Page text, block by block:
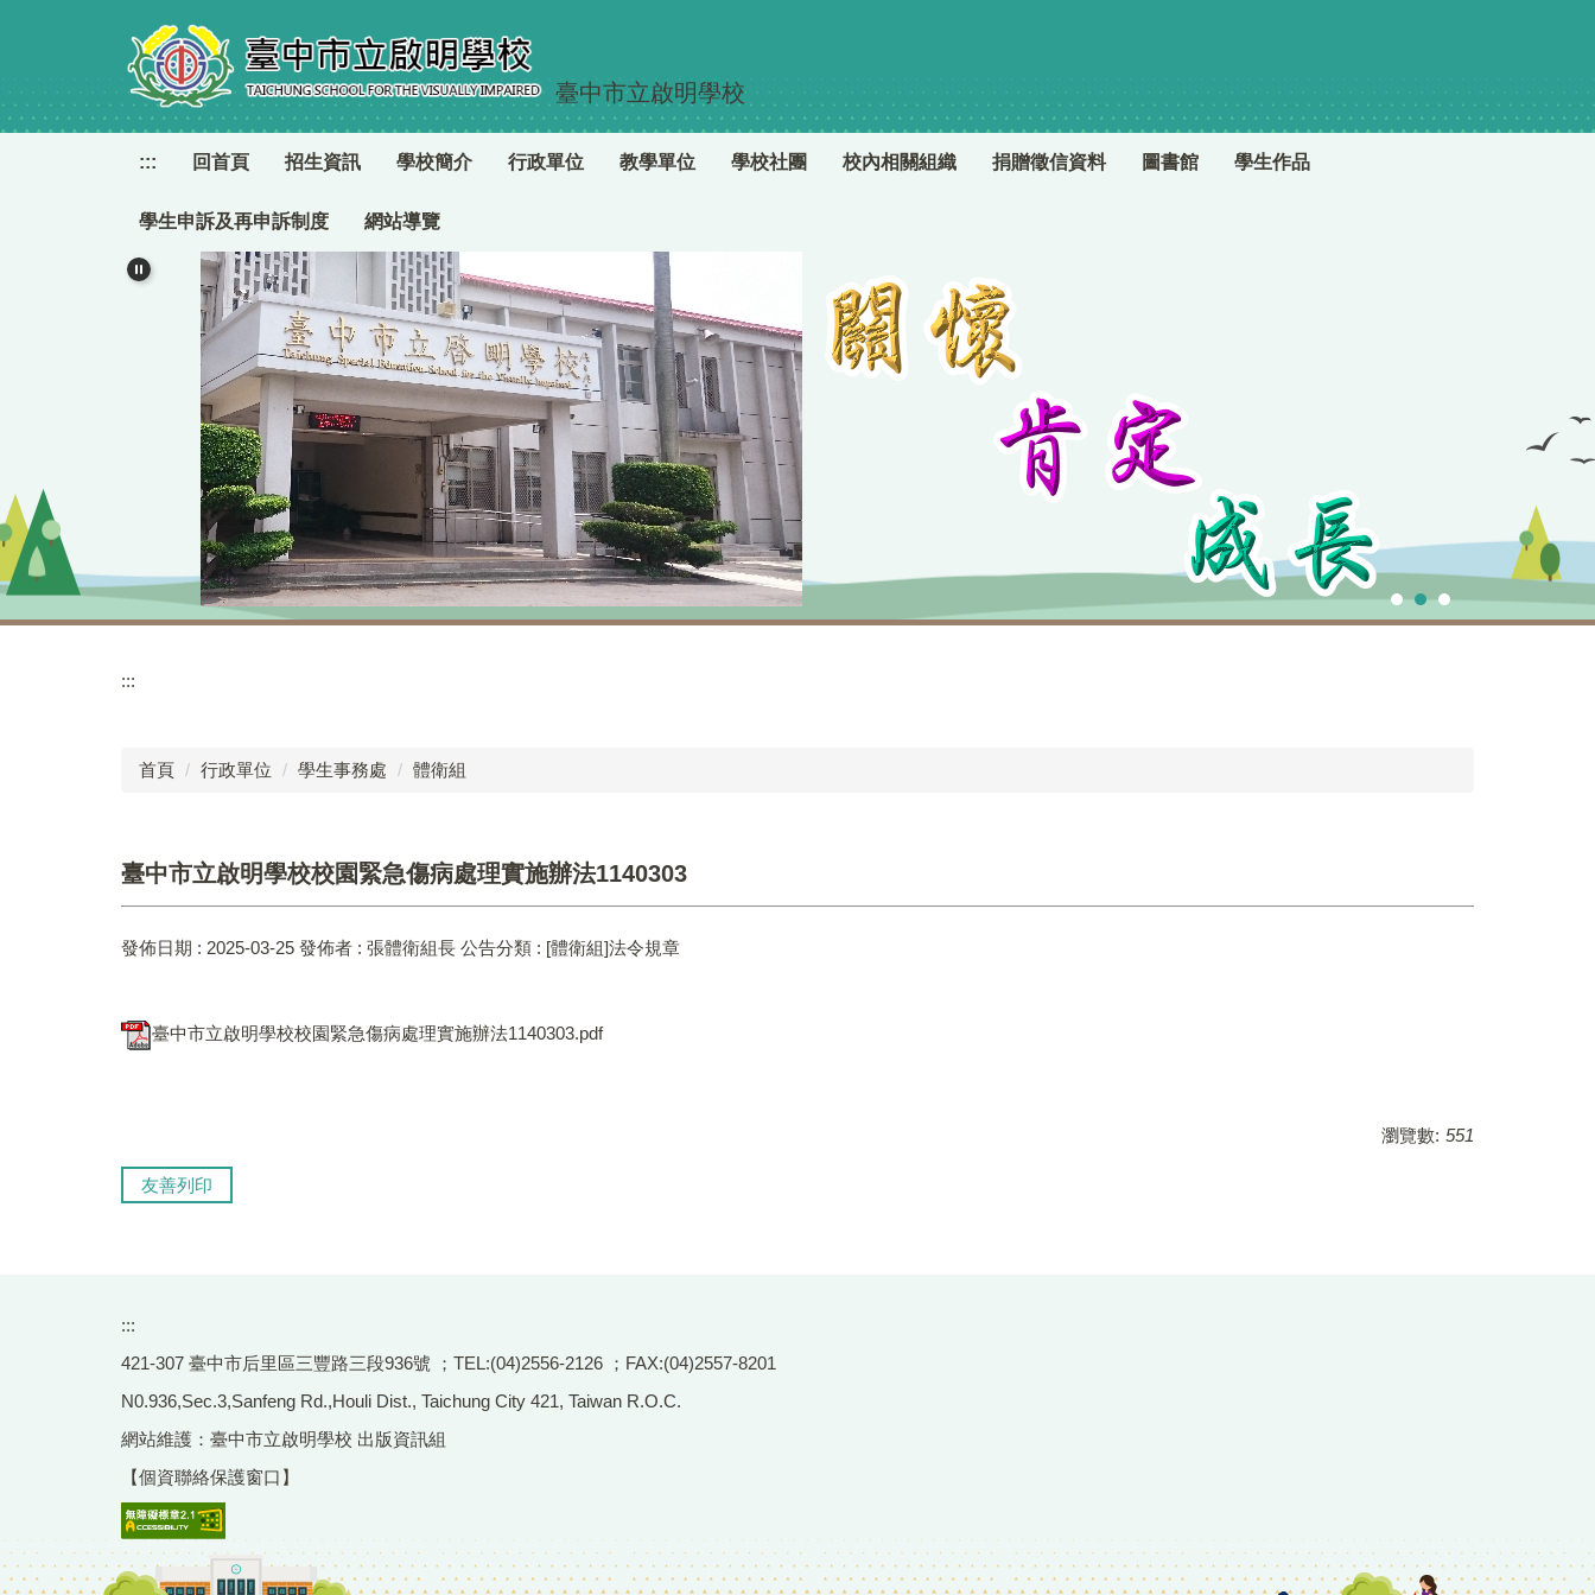
要
內
臺中市立啟明學校
::: 回首頁 招生資訊 學校簡介 行政單位 教學單位 學校社團 校內相關組織 捐贈徵信資料 圖書館 學生作品
學生申訴及再申訴制度 網站導覽
:::
首頁 行政單位 學生事務處 體衛組
臺中市立啟明學校校園緊急傷病處理實施辦法1140303
發佈日期 : 2025-03-25 發佈者 : 張體衛組長 公告分類 : [體衛組]法令規章
臺中市立啟明學校校園緊急傷病處理實施辦法1140303.pdf
瀏覽數: 551
友善列印
:::
421-307 臺中市后里區三豐路三段936號 ；TEL:(04)2556-2126 ；FAX:(04)2557-8201
N0.936,Sec.3,Sanfeng Rd.,Houli Dist., Taichung City 421, Taiwan R.O.C.
網站維護：臺中市立啟明學校 出版資訊組
【個資聯絡保護窗口】